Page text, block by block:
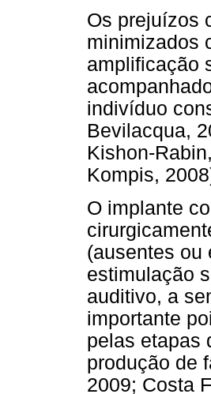
Os prejuízos
minimizados
amplificação
indivíduo
Bevilacqua,
Kishon-
Kompis,
O implante
(ausentes ou
estimulação
auditivo, a
importante
pelas etapas
produção de
2009; Costa